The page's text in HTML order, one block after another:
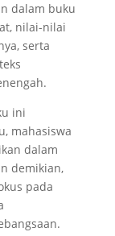
dalam buku
nilai-nilai
serta
ini
mahasiswa
dalam
demikian,
pada